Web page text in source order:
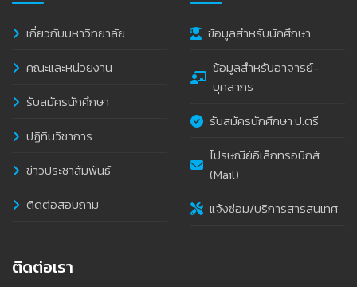
เกี่ยวกับมหาวิทยาลัย
คณะและหน่วยงาน
รับสมัครนักศึกษา
ปฏิทินวิชาการ
ข่าวประชาสัมพันธ์
ติดต่อสอบถาม
ข้อมูลสำหรับนักศึกษา
ข้อมูลสำหรับอาจารย์-
บุคลากร
รับสมัครนักศึกษา ป.ตรี
ไปรษณีย์อิเล็กทรอนิกส์
(Mail)
แจ้งซ่อม/บริการสารสนเทศ
ติดต่อเรา